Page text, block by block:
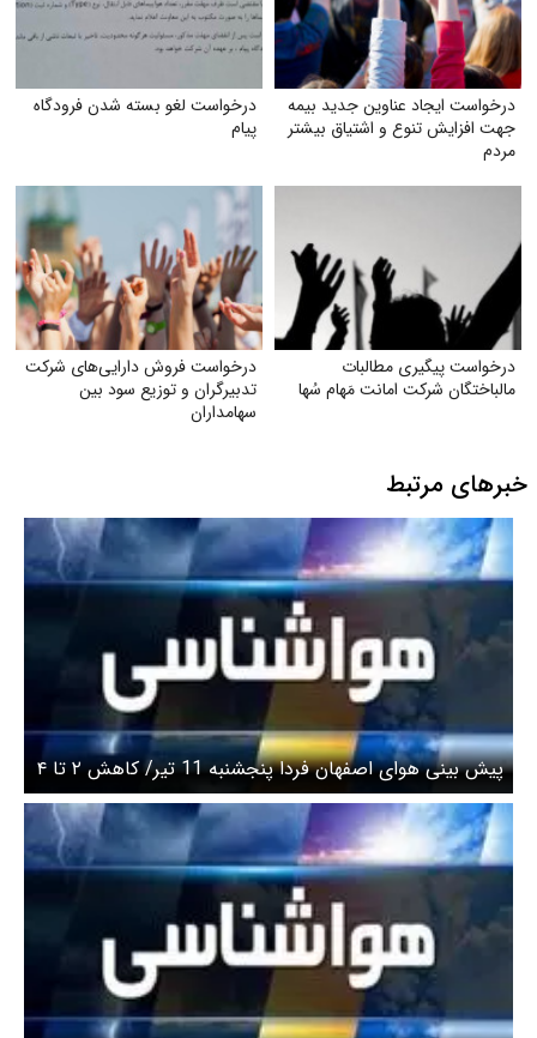
درخواست ایجاد عناوین جدید بیمه
جهت افزایش تنوع و اشتیاق بیشتر
مردم
درخواست لغو بسته شدن فرودگاه
پیام
درخواست پیگیری مطالبات
مالباختگان شرکت امانت مَهام سُها
درخواست فروش دارایی‌های شرکت
تدبیرگران و توزیع سود بین
سهامداران
خبرهای مرتبط
پیش بینی هوای اصفهان فردا پنجشنبه 11 تیر/ کاهش ۲ تا ۴
درجه‌ای دمای هوا